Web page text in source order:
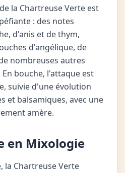
la Chartreuse Verte est
: des notes
d'anis et de thym,
d'angélique, de
nombreuses autres
bouche, l'attaque est
suivie d'une évolution
et balsamiques, avec une
amère.
en Mixologie
la Chartreuse Verte